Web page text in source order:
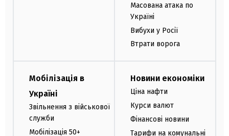
Масована атака по
Україні
Вибухи у Росії
Втрати ворога
Мобілізація в
Україні
Звільнення з військової
служби
Мобілізація 50+
Новини економіки
Ціна нафти
Курси валют
Фінансові новини
Тарифи на комунальні